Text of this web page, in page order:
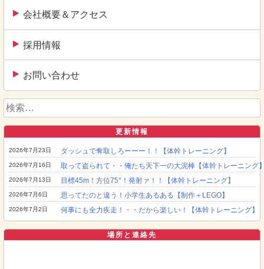
会社概要＆アクセス
採用情報
お問い合わせ
検
索:
更新情報
ダッシュで奪取しろーーー！！【体幹トレーニング】
2026年7月23日
取って盗られて・・俺たち天下一の大泥棒【体幹トレーニング
2026年7月16日
目標45m！方位75°！発射ァ！！【体幹トレーニング】
2026年7月13日
思ってたのと違う！小学生あるある【制作＋LEGO】
2026年7月6日
何事にも全力疾走！・・だから楽しい！【体幹トレーニング】
2026年7月2日
場所と連絡先